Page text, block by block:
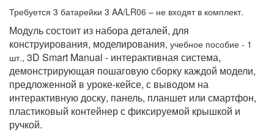
Требуется 3 батарейки 3 AA/LR06 – не входят в комплект.
Модуль состоит из набора деталей, для
конструирования, моделирования, учебное пособие - 1
шт., 3D Smart Manual - интерактивная система,
демонстрирующая пошаговую сборку каждой модели,
предложенной в уроке-кейсе, с выводом на
интерактивную доску, панель, планшет или смартфон,
пластиковый контейнер с фиксируемой крышкой и
ручкой.